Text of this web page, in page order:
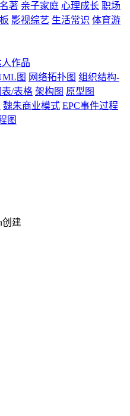
著 亲子家庭 心理成长 职场
影视综艺 生活常识 体育游
作品
图 网络拓扑图 组织结构-
表/表格 架构图 原型图
魏朱商业模式 EPC事件过程
图
创建